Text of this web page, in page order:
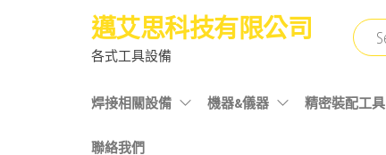
邁艾思科技有限公司
各式工具設備
焊接相關設備 機器&儀器 精密裝配工具
聯絡我們